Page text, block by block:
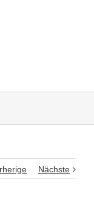
Nächste